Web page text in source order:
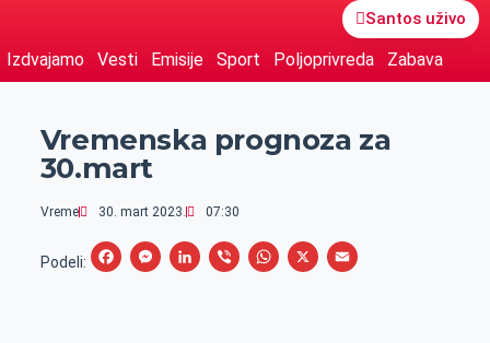
Santos uživo
Izdvajamo Vesti Emisije Sport Poljoprivreda Zabava
Vremenska prognoza za
30.mart
Vreme 30. mart 2023. 07:30
Podeli:
F
M
L
V
W
X
E